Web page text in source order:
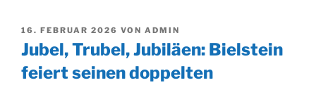
VERÖFFENTLICHT
AM
16. FEBRUAR 2026 VON ADMIN
Jubel, Trubel, Jubiläen: Bielstein
feiert seinen doppelten